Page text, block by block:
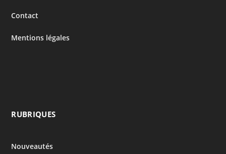
Contact
Mentions légales
RUBRIQUES
Nouveautés